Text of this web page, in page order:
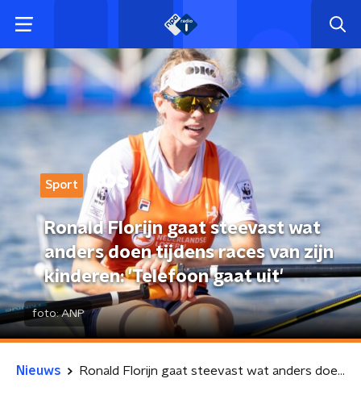
Sport
Ronald Florijn gaat steevast wat
anders doen tijdens races van zijn
kinderen: 'Telefoon gaat uit'
foto:ANP
Nieuws Ronald Florijn gaat steevast wat anders doen tijdens races van zijn kinderen: 'Telefoon gaat uit'